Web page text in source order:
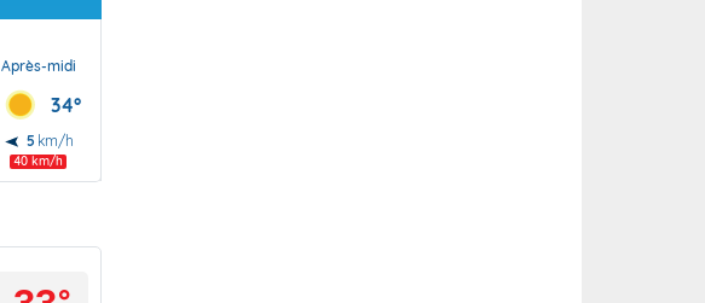
Après-midi
34°
5 km/h
40 km/h